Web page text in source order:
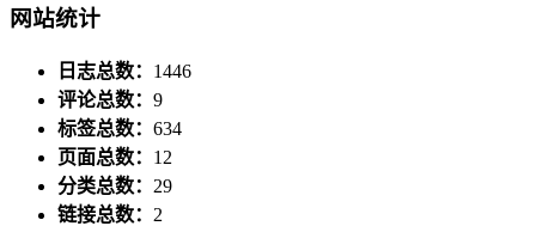
网站统计
日志总数： 1446
评论总数： 9
标签总数： 634
页面总数： 12
分类总数： 29
链接总数： 2